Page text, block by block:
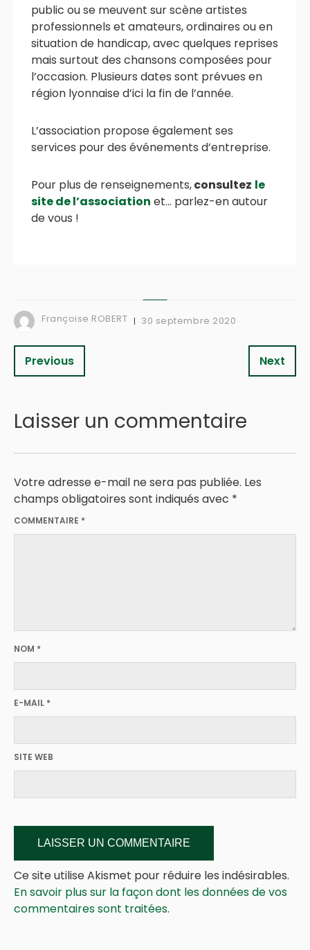
public ou se meuvent sur scène artistes
professionnels et amateurs, ordinaires ou en
situation de handicap, avec quelques reprises
mais surtout des chansons composées pour
l’occasion. Plusieurs dates sont prévues en
région lyonnaise d’ici la fin de l’année.
L’association propose également ses
services pour des événements d’entreprise.
Pour plus de renseignements,consultez le
site de l’association et… parlez-en autour
de vous !
Françoise ROBERT 30 septembre 2020
Previous Next
Laisser un commentaire
Votre adresse e-mail ne sera pas publiée. Les
champs obligatoires sont indiqués avec *
COMMENTAIRE *
NOM *
E-MAIL *
SITE WEB
Ce site utilise Akismet pour réduire les indésirables.
En savoir plus sur la façon dont les données de vos
commentaires sont traitées.